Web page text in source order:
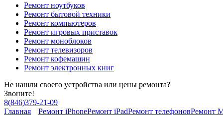
Ремонт ноутбуков
Ремонт бытовой техники
Ремонт компьютеров
Ремонт игровых приставок
Ремонт моноблоков
Ремонт телевизоров
Ремонт кофемашин
Ремонт электронных книг
Не нашли своего устройства или цены ремонта?
Звоните!
8(846)379-21-09
Главная
Ремонт iPhoneРемонт iPadРемонт телефоновРемонт